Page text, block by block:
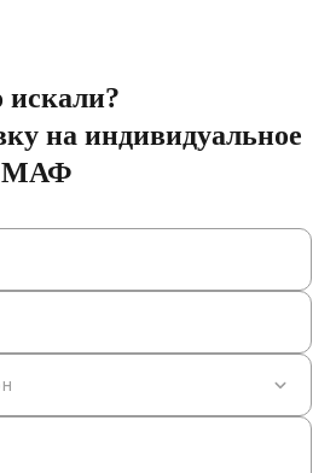
на индивидуальное
МАФ